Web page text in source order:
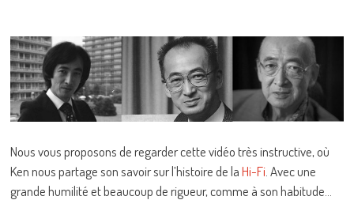
Nous vous proposons de regarder cette vidéo très instructive, où
Ken nous partage son savoir sur l’histoire de laHi-Fi . Avec une
grande humilité et beaucoup de rigueur, comme à son habitude…